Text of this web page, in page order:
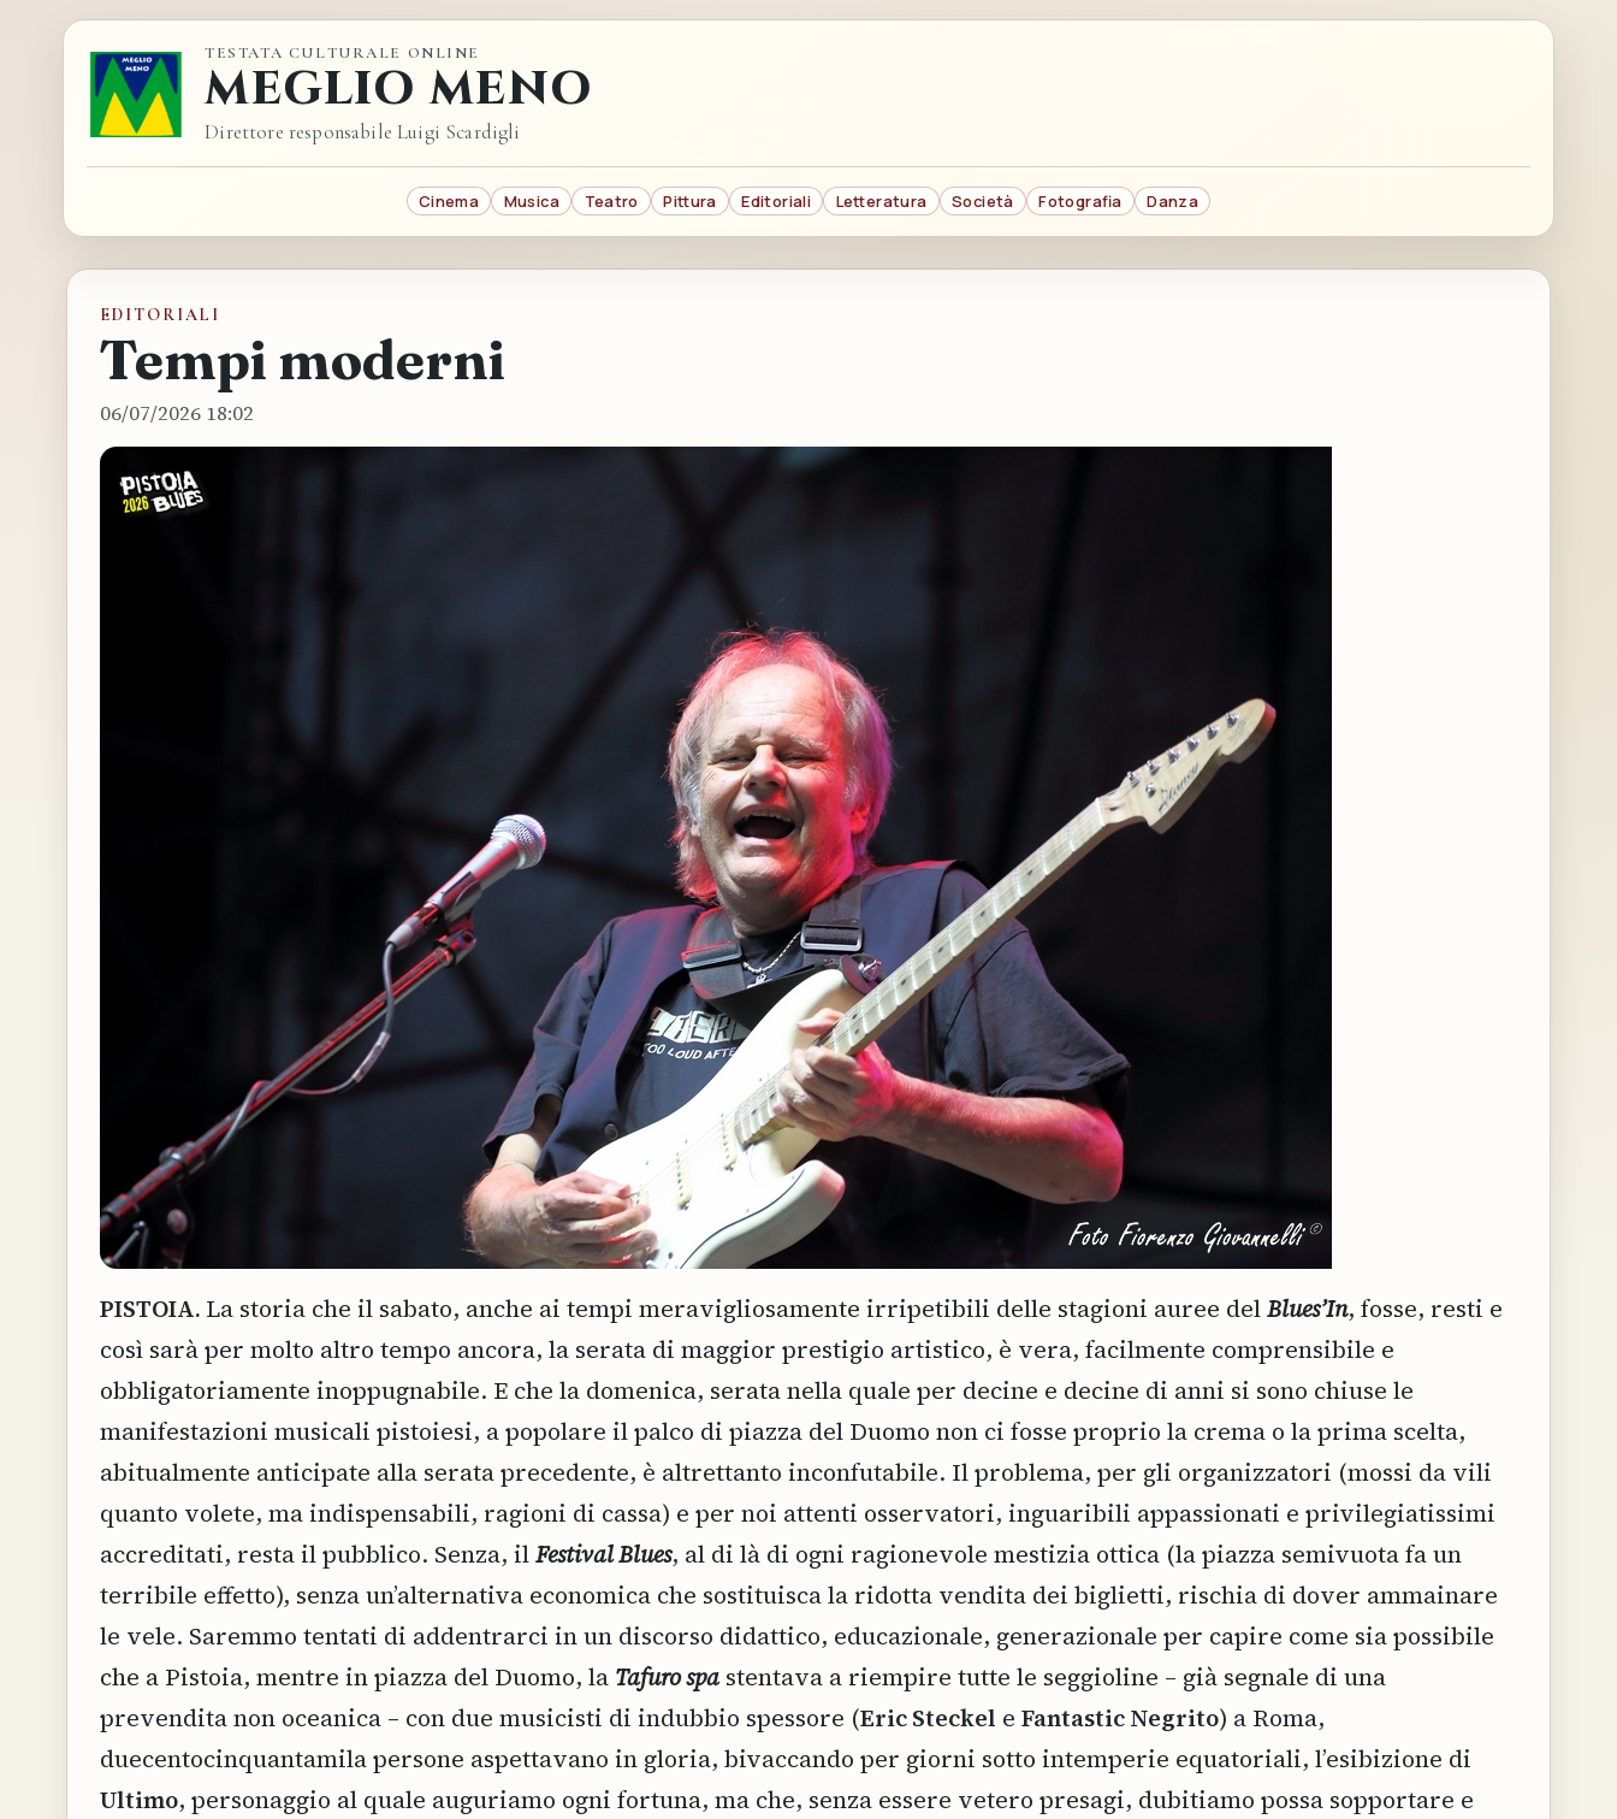
TESTATA CULTURALE ONLINE
MEGLIO MENO
Direttore responsabile Luigi Scardigli
Cinema Musica Teatro Pittura Editoriali Letteratura Società Fotografia Danza
EDITORIALI
Tempi moderni
06/07/2026 18:02
PISTOIA. La storia che il sabato, anche ai tempi meravigliosamente irripetibili delle stagioni auree delBlues’In, fosse, resti e
così sarà per molto altro tempo ancora, la serata di maggior prestigio artistico, è vera, facilmente comprensibile e
obbligatoriamente inoppugnabile. E che la domenica, serata nella quale per decine e decine di anni si sono chiuse le
manifestazioni musicali pistoiesi, a popolare il palco di piazza del Duomo non ci fosse proprio la crema o la prima scelta,
abitualmente anticipate alla serata precedente, è altrettanto inconfutabile. Il problema, per gli organizzatori (mossi da vili
quanto volete, ma indispensabili, ragioni di cassa) e per noi attenti osservatori, inguaribili appassionati e privilegiatissimi
accreditati, resta il pubblico. Senza, ilFestival Blues, al di là di ogni ragionevole mestizia ottica (la piazza semivuota fa un
terribile effetto), senza un’alternativa economica che sostituisca la ridotta vendita dei biglietti, rischia di dover ammainare
le vele. Saremmo tentati di addentrarci in un discorso didattico, educazionale, generazionale per capire come sia possibile
che a Pistoia, mentre in piazza del Duomo, la Tafuro spastentava a riempire tutte le seggioline – già segnale di una
prevendita non oceanica – con due musicisti di indubbio spessore (Eric Steckel eFantastic Negrito) a Roma,
duecentocinquantamila persone aspettavano in gloria, bivaccando per giorni sotto intemperie equatoriali, l’esibizione di
Ultimo, personaggio al quale auguriamo ogni fortuna, ma che, senza essere vetero presagi, dubitiamo possa sopportare e